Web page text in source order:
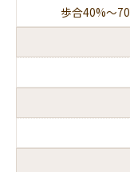
歩合40%～70